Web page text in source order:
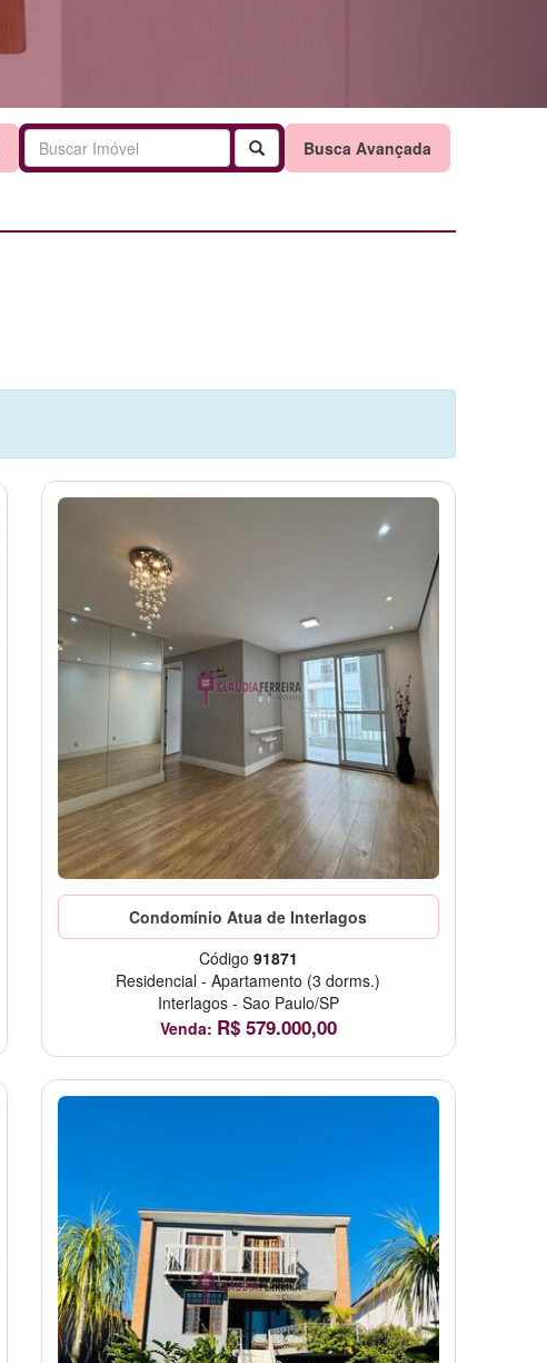
BuscarBusca Avançada
Condomínio Atua de Interlagos
Código 91871
Residencial -Apartamento (3 dorms.)
Interlagos - Sao Paulo/SP
Venda: R$ 579.000,00